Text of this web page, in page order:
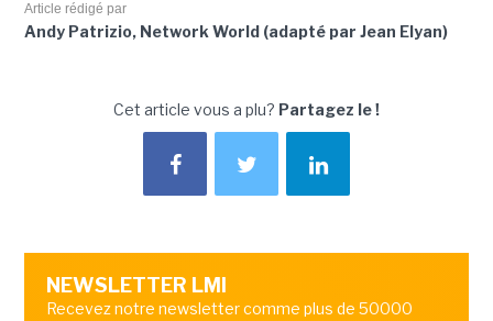
Article rédigé par
Andy Patrizio, Network World (adapté par Jean Elyan)
Cet article vous a plu? Partagez le !
NEWSLETTER LMI
Recevez notre newsletter comme plus de 50000